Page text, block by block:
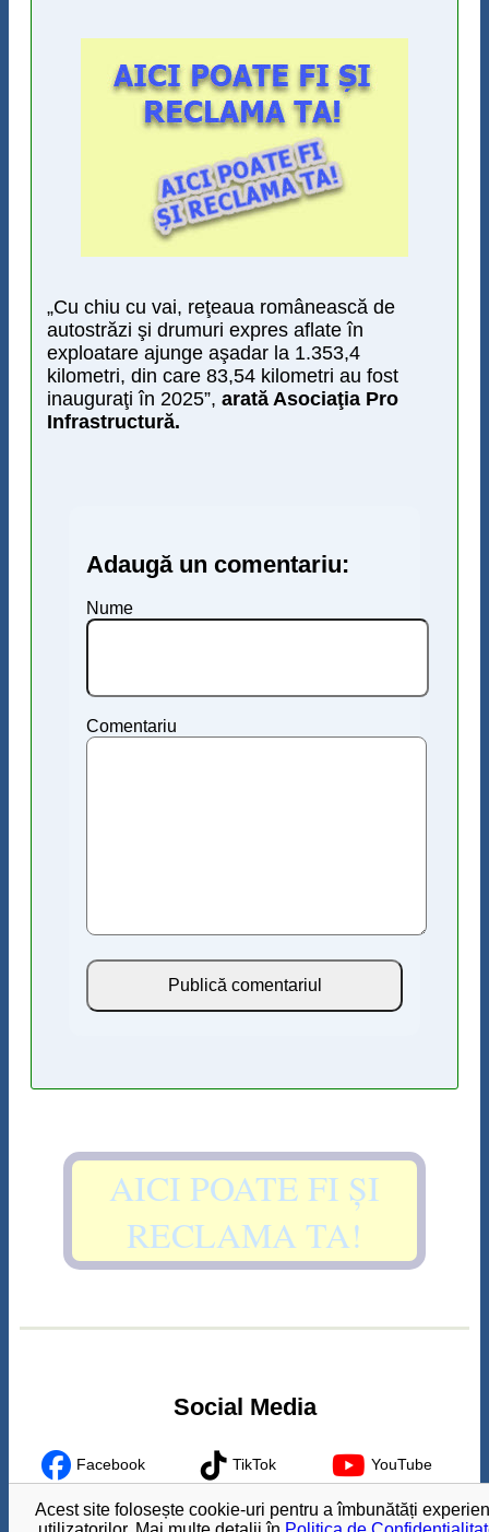
„Cu chiu cu vai, reţeaua românească de
autostrăzi şi drumuri expres aflate în
exploatare ajunge aşadar la 1.353,4
kilometri, din care 83,54 kilometri au fost
inauguraţi în 2025”, arată Asociaţia Pro
Infrastructură.
Adaugă un comentariu:
Nume
Comentariu
AICI POATE FI ȘI
RECLAMA TA!
Social Media
Facebook TikTok YouTube
Instagram
Acest site folosește cookie-uri pentru a îmbunătăți